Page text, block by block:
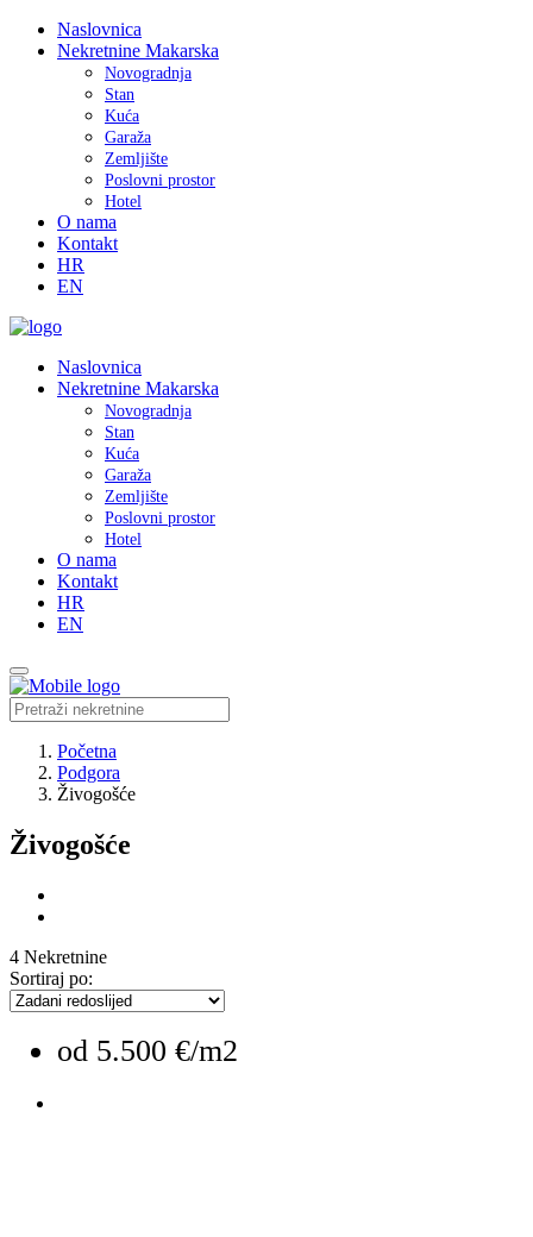
Naslovnica
Nekretnine Makarska
Novogradnja
Stan
Kuća
Garaža
Zemljište
Poslovni prostor
Hotel
O nama
Kontakt
HR
EN
Naslovnica
Nekretnine Makarska
Novogradnja
Stan
Kuća
Garaža
Zemljište
Poslovni prostor
Hotel
O nama
Kontakt
HR
EN
Početna
Podgora
Živogošće
Živogošće
4 Nekretnine
Sortiraj po:
od 5.500 €/m2